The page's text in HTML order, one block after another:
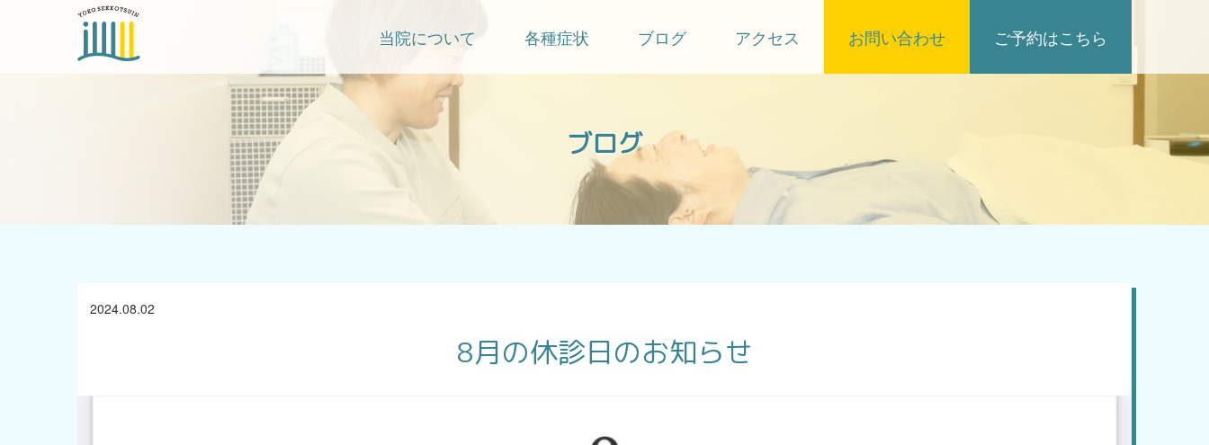
当院について 各種症状 ブログ アクセス お問い合わせ ご予約はこちら
ブログ
2024.08.02
8月の休診日のお知らせ